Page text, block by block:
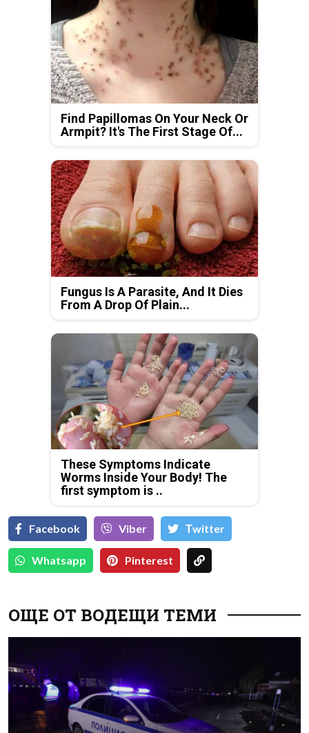
Find Papillomas On Your Neck Or
Armpit? It's The First Stage Of...
Fungus Is A Parasite, And It Dies
From A Drop Of Plain...
These Symptoms Indicate
Worms Inside Your Body! The
first symptom is ..
Facebook Viber Тwitter
Whatsapp Pinterest
ОЩЕ ОТ ВОДЕЩИ ТЕМИ